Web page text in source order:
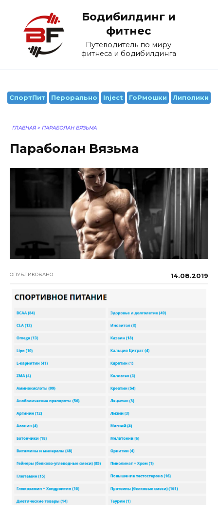
содержанию
Бодибилдинг и
фитнес
Путеводитель по миру
фитнеса и бодибилдинга
СпортПит Перорально Inject ГоРмошки Липолики
ГЛАВНАЯ > ПАРАБОЛАН ВЯЗЬМА
Параболан Вязьма
ОПУБЛИКОВАНО 14.08.2019